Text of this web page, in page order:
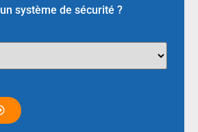
système de sécurité ?